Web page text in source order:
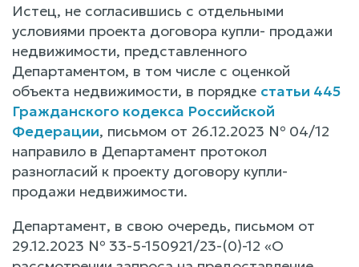
Истец, не согласившись с отдельными
условиями проекта договора купли- продажи
недвижимости, представленного
Департаментом, в том числе с оценкой
объекта недвижимости, в порядке статьи 445
Гражданского кодекса Российской
Федерации, письмом от 26.12.2023 № 04/12
направило в Департамент протокол
разногласий к проекту договору купли-
продажи недвижимости.
Департамент, в свою очередь, письмом от
29.12.2023 № 33-5-150921/23-(0)-12 «О